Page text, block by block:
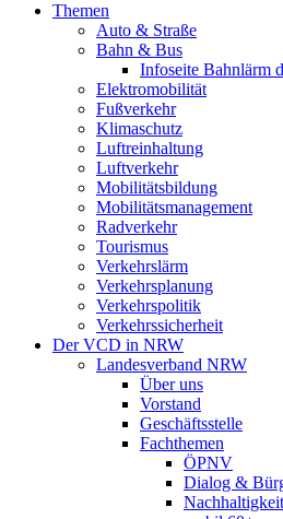
Themen
Auto & Straße
Bahn & Bus
Infoseite Bahnlärm
Elektromobilität
Fußverkehr
Klimaschutz
Luftreinhaltung
Luftverkehr
Mobilitätsbildung
Mobilitätsmanagement
Radverkehr
Tourismus
Verkehrslärm
Verkehrsplanung
Verkehrspolitik
Verkehrssicherheit
Der VCD in NRW
Landesverband NRW
Über uns
Vorstand
Geschäftsstelle
Fachthemen
ÖPNV
Dialog &